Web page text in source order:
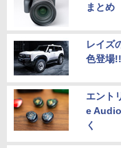
まとめ
レイズ
色登場!!
エント
e
く